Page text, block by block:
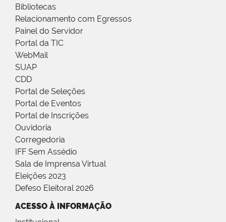
Bibliotecas
Relacionamento com Egressos
Painel do Servidor
Portal da TIC
WebMail
SUAP
CDD
Portal de Seleções
Portal de Eventos
Portal de Inscrições
Ouvidoria
Corregedoria
IFF Sem Assédio
Sala de Imprensa Virtual
Eleições 2023
Defeso Eleitoral 2026
ACESSO À INFORMAÇÃO